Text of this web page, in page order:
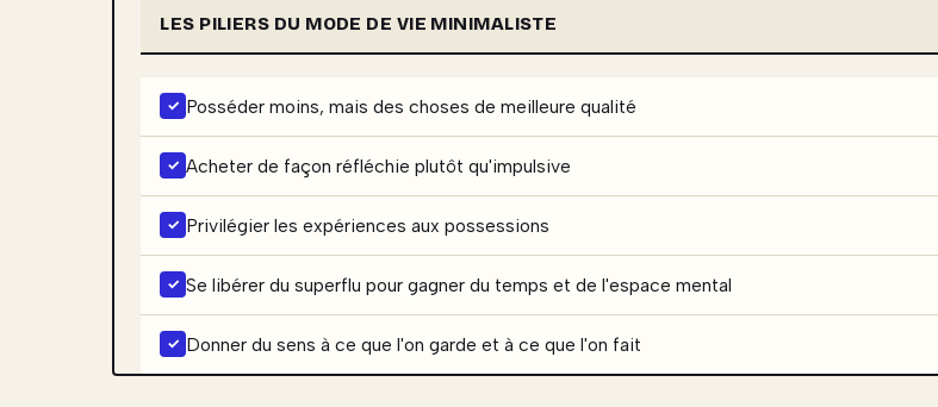
LES PILIERS DU MODE DE VIE MINIMALISTE
Posséder moins, mais des choses de meilleure qualité
Acheter de façon réfléchie plutôt qu'impulsive
Privilégier les expériences aux possessions
Se libérer du superflu pour gagner du temps et de l'espace mental
Donner du sens à ce que l'on garde et à ce que l'on fait